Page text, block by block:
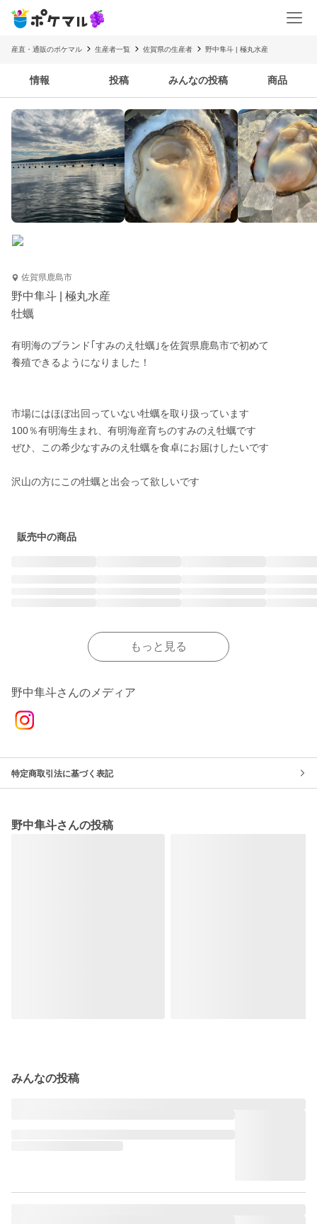
産直・通販のポケマル 生産者一覧 佐賀県の生産者 野中隼斗 | 極丸水産
情報 投稿 みんなの投稿 商品
佐賀県鹿島市
野中隼斗 | 極丸水産
牡蠣
有明海のブランド｢すみのえ牡蠣｣を佐賀県鹿島市で初めて
養殖できるようになりました！
市場にはほぼ出回っていない牡蠣を取り扱っています
100％有明海生まれ、有明海産育ちのすみのえ牡蠣です
ぜひ、この希少なすみのえ牡蠣を食卓にお届けしたいです
沢山の方にこの牡蠣と出会って欲しいです
販売中の商品
もっと見る
野中隼斗さんのメディア
特定商取引法に基づく表記
野中隼斗さんの投稿
みんなの投稿